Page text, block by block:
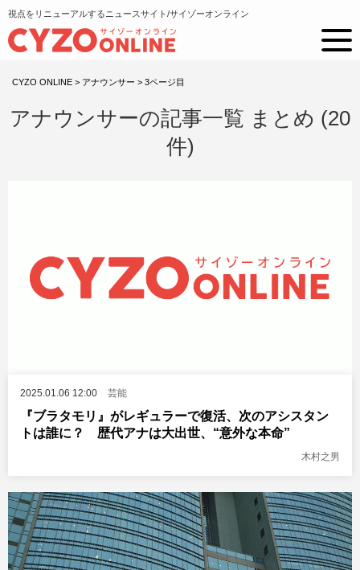
視点をリニューアルするニュースサイト/サイゾーオンライン
CYZO ONLINE > アナウンサー > 3ページ目
アナウンサーの記事一覧 まとめ (20
件)
2025.01.06 12:00 芸能
『ブラタモリ』がレギュラーで復活、次のアシスタン
トは誰に？ 歴代アナは大出世、“意外な本命”
木村之男